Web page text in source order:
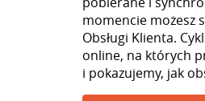
momencie możesz
Obsługi Klienta.
online, na których
i pokazujemy, jak